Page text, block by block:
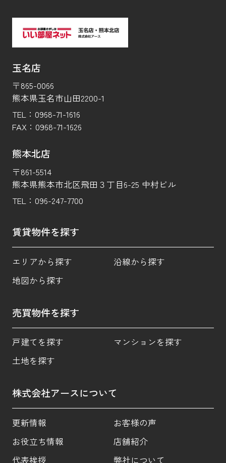
玉名店
〒865-0066
熊本県玉名市山田2200-1
TEL： 0968-71-1616
FAX： 0968-71-1626
熊本北店
〒861-5514
熊本県熊本市北区飛田３丁目6-25 中村ビル
TEL： 096-247-7700
賃貸物件を探す
エリアから探す
沿線から探す
地図から探す
売買物件を探す
戸建てを探す
マンションを探す
土地を探す
株式会社アースについて
更新情報
お客様の声
お役立ち情報
店舗紹介
代表挨拶
弊社について